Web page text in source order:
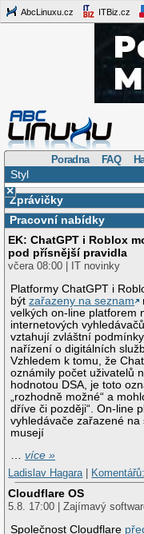
AbcLinuxu.cz ITBiz.cz
Poradna FAQ
Styl
×
Zprávičky
Pracovní nabídky
EK: ChatGPT i Roblox
pod přísnější pravidla
včera 08:00 | IT novinky
Platformy ChatGPT i
býtzařazeny na seznam
velkých on-line platforem
internetových
vztahují zvláštní
nařízení o digitálních
Vzhledem k tomu, že
oznámily počet uživatelů
hodnotou DSA, je toto
„rozhodně možné“ a
dříve či později“. On-line
vyhledávače zařazené na
musejí
…více »
Ladislav Hagara
Cloudflare OS
5.8. 17:00 | Zajímavý
Společnost Cloudflare